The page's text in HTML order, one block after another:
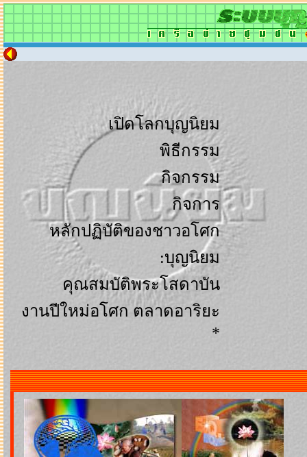
เปิดโลกบุญนิยม
พิธีกรรม
กิจกรรม
กิจการ
หลักปฏิบัติของชาวอโศก
:บุญนิยม
คุณสมบัติพระโสดาบัน
งานปีใหม่อโศก ตลาดอาริยะ
*